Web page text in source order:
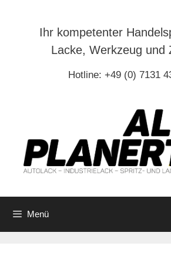
Ihr kompetenter
Lacke, Werkzeug und
Hotline: +49 (0) 7131
Menü